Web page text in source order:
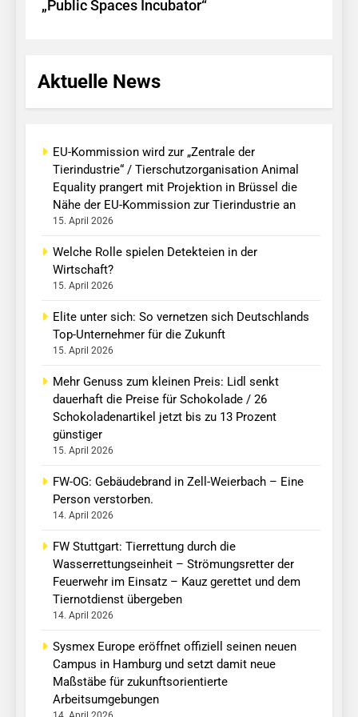
„Public Spaces Incubator“
Aktuelle News
EU-Kommission wird zur „Zentrale der
Tierindustrie“ / Tierschutzorganisation Animal
Equality prangert mit Projektion in Brüssel die
Nähe der EU-Kommission zur Tierindustrie an
15. April 2026
Welche Rolle spielen Detekteien in der
Wirtschaft?
15. April 2026
Elite unter sich: So vernetzen sich Deutschlands
Top-Unternehmer für die Zukunft
15. April 2026
Mehr Genuss zum kleinen Preis: Lidl senkt
dauerhaft die Preise für Schokolade / 26
Schokoladenartikel jetzt bis zu 13 Prozent
günstiger
15. April 2026
FW-OG: Gebäudebrand in Zell-Weierbach – Eine
Person verstorben.
14. April 2026
FW Stuttgart: Tierrettung durch die
Wasserrettungseinheit – Strömungsretter der
Feuerwehr im Einsatz – Kauz gerettet und dem
Tiernotdienst übergeben
14. April 2026
Sysmex Europe eröffnet offiziell seinen neuen
Campus in Hamburg und setzt damit neue
Maßstäbe für zukunftsorientierte
Arbeitsumgebungen